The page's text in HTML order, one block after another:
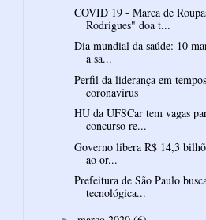
COVID 19 - Marca de
Rodrigues" doa t...
Dia mundial da saúde: 10
a sa...
Perfil da liderança em
coronavírus
HU da UFSCar tem vagas
concurso re...
Governo libera R$ 14,3
ao or...
Prefeitura de São Paulo
tecnológica...